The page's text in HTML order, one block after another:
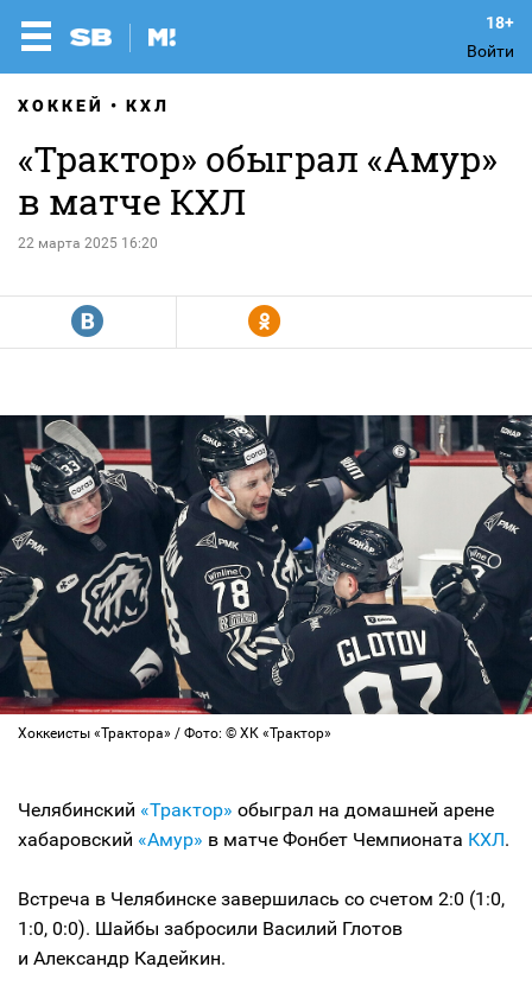
Войти
ХОККЕЙ КХЛ
«Трактор» обыграл «Амур»
в матче КХЛ
22 марта 2025 16:20
R Y
Хоккеисты «Трактора» / Фото: © ХК «Трактор»
Челябинский «Трактор» обыграл на домашней арене
хабаровский «Амур» в матче Фонбет Чемпионата КХЛ.
Встреча в Челябинске завершилась со счетом 2:0 (1:0,
1:0, 0:0). Шайбы забросили Василий Глотов
и Александр Кадейкин.